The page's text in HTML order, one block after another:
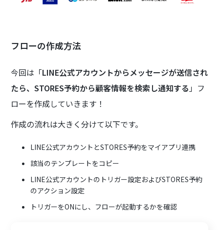
フローの作成方法
今回は「LINE公式アカウントからメッセージが送信され
たら、STORES予約から顧客情報を検索し通知する 」フ
ローを作成していきます！
作成の流れは大きく分けて以下です。
LINE公式アカウントとSTORES予約をマイアプリ連携
該当のテンプレートをコピー
LINE公式アカウントのトリガー設定およびSTORES予約
のアクション設定
トリガーをONにし、フローが起動するかを確認